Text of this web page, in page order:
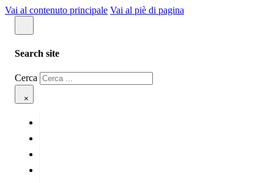
Vai al contenuto principale Vai al piè di pagina
Search site
Cerca
×